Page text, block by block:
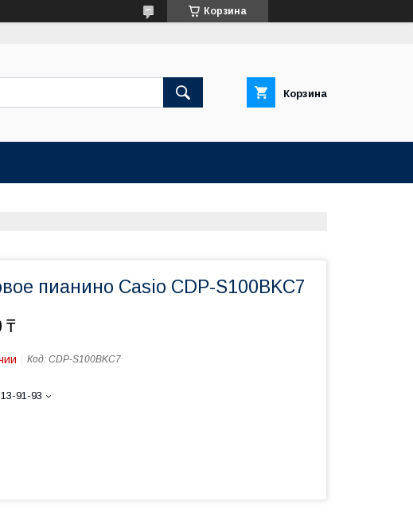
Корзина
Корзина
пианино Casio CDP-S100BKC7
₸
Код: CDP-S100BKC7
91-93